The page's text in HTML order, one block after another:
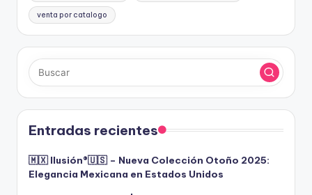
venta por catalogo
Entradas recientes
🇲🇽 Ilusión®️🇺🇸 – Nueva Colección Otoño 2025:
Elegancia Mexicana en Estados Unidos